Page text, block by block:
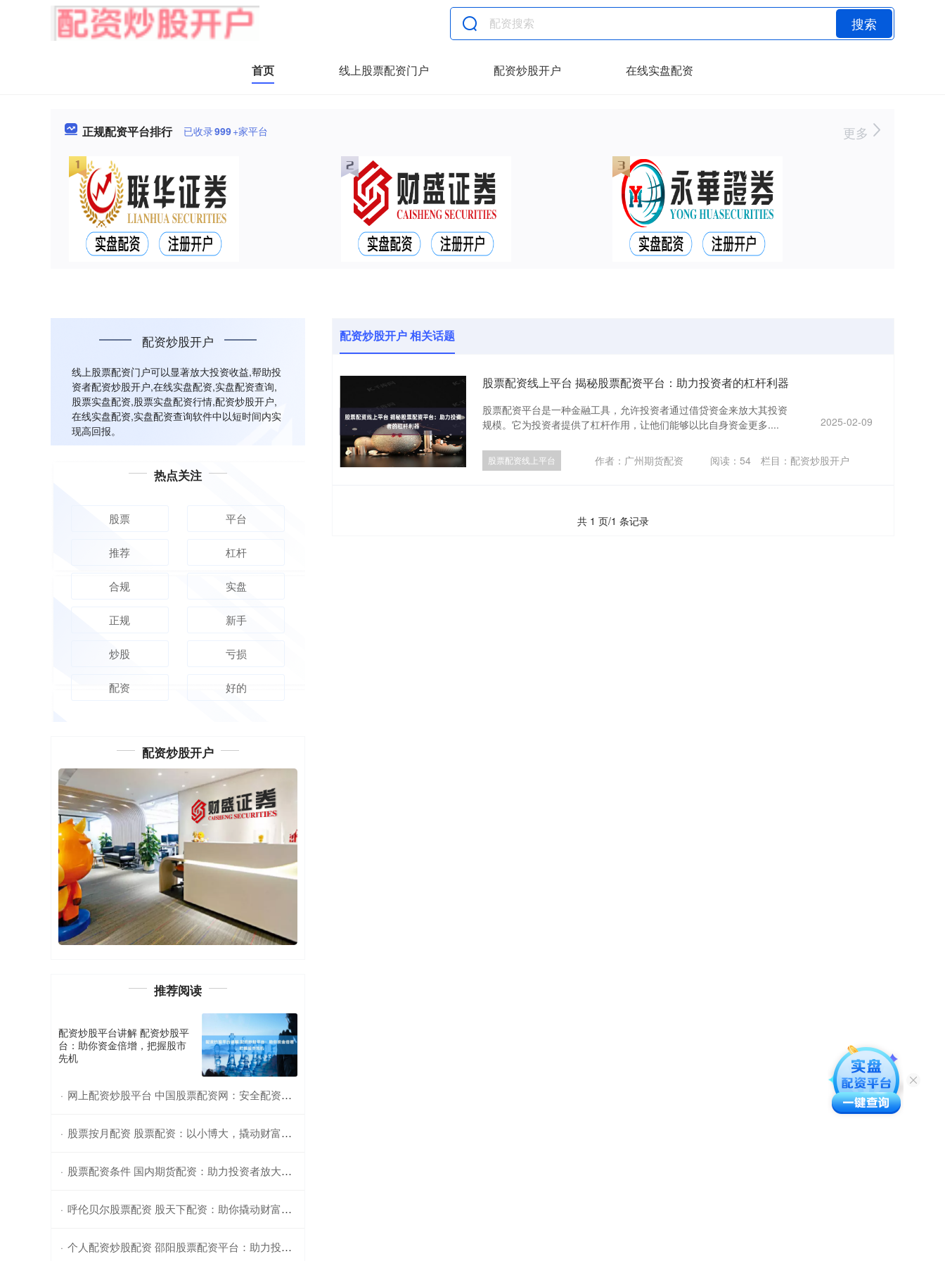
搜索
首页 线上股票配资门户 配资炒股开户 在线实盘配资
正规配资平台排行 已收录999+家平台 更多
配资炒股开户 相关话题
股票配资线上平台 揭秘股票配资平台：助力投资者的杠杆利器
股票配资平台是一种金融工具，允许投资者通过借贷资金来放大其投资
规模。它为投资者提供了杠杆作用，让他们能够以比自身资金更多....
2025-02-09
股票配资线上平台 作者：广州期货配资 阅读： 54 栏目： 配资炒股开户
共 1 页/1 条记录
配资炒股开户
线上股票配资门户可以显著放大投资收益,帮助投
资者配资炒股开户,在线实盘配资,实盘配资查询,
股票实盘配资,股票实盘配资行情,配资炒股开户,
在线实盘配资,实盘配资查询软件中以短时间内实
现高回报。
热点关注
股票 平台
推荐 杠杆
合规 实盘
正规 新手
炒股 亏损
配资 好的
配资炒股开户
推荐阅读
配资炒股平台讲解 配资炒股平
台：助你资金倍增，把握股市
先机
· 网上配资炒股平台 中国股票配资网：安全配资，助你炒股致富
· 股票按月配资 股票配资：以小博大，撬动财富杠杆
· 股票配资条件 国内期货配资：助力投资者放大收益
· 呼伦贝尔股票配资 股天下配资：助你撬动财富杠杆，成就投资梦想
· 个人配资炒股配资 邵阳股票配资平台：助力投资，实现财富梦想